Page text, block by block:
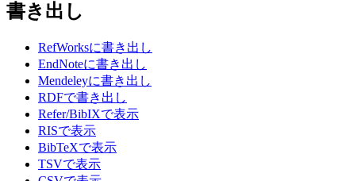
書き出し
RefWorksに書き出し
EndNoteに書き出し
Mendeleyに書き出し
RDFで書き出し
Refer/BibIXで表示
RISで表示
BibTeXで表示
TSVで表示